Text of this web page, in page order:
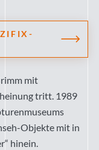
mit
tritt. 1989
Objekte mit in
hinein.